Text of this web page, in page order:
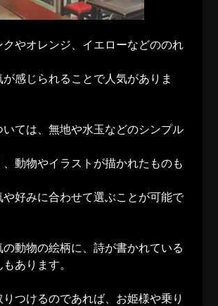
やオレンジ、イエローなどののれ
感じられることで人気がありま
いては、無地や水玉などのシンプル
、動物やイラストが描かれたものも
好みに合わせて選ぶことが可能で
動物の絵柄に、詩が書かれている
あります。
つけるのであれば、お姫様や乗り